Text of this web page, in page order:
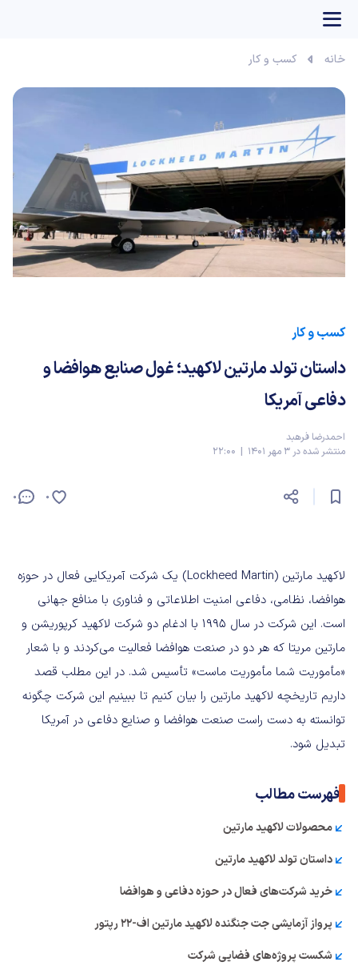
خانه کسب و کار
کسب و کار
داستان تولد مارتین لاکهید؛ غول صنایع هوافضا و
دفاعی آمریکا
احمدرضا فرهبد
منتشر شده در 3 مهر 1401 | 22:00
0 0
لاکهید مارتین (Lockheed Martin) یک شرکت آمریکایی فعال در حوزه
هوافضا، نظامی، دفاعی امنیت اطلاعاتی و فناوری با منافع جهانی
است. این شرکت در سال ۱۹۹۵ با ادغام دو شرکت لاکهید کرپوریشن و
مارتین مریتا که هر دو در صنعت هوافضا فعالیت می‌کردند و با شعار
«مأموریت شما مأموریت ماست» تأسیس شد. در این مطلب قصد
داریم تاریخچه لاکهید مارتین را بیان کنیم تا ببینیم این شرکت چگونه
توانسته به دست راست صنعت هوافضا و صنایع دفاعی در آمریکا
تبدیل شود.
فهرست مطالب
محصولات لاکهید مارتین
داستان تولد لاکهید مارتین
خرید شرکت‌های فعال در حوزه دفاعی و هوافضا
پرواز آزمایشی جت جنگنده لاکهید مارتین اف-۲۲ رپتور
شکست پروژه‌های فضایی شرکت